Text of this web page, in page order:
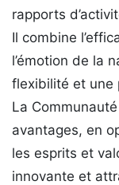
rapports
Il combine
l’émotion de la
flexibilité et une
La
avantages, en
les esprits et
innovante et